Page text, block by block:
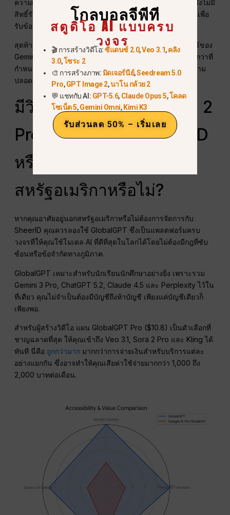
ความเป็นไปได้ว่าเป็นบัญชี “Workspace for Education” ซึ่งไม่มี
สิทธิ์รับข้อเสนอนี้ คุณจะต้องใช้บัญชี Gmail ส่วนบุคคลทั่วไปเพื่อ
รับข้อเสนอนี้.
สุดท้ายนี้ คุณต้องมีอายุอย่างน้อย 18 ปีจึงจะสามารถใช้ฟีเจอร์ของ
Gemini และ Veo ได้ หากบัญชีของคุณแสดงว่าคุณอายุน้อยกว่าที่
กำหนด เครื่องมือวิดีโอ AI จะยังคงถูกจำกัดการใช้งานเพื่อความ
ปลอดภัย.
มีวิธีใช้ Veo 3.1 และ Sora 2
Pro โดยไม่ต้องใช้ SheerID
หรือไม่ต้องมีถิ่นพำนักใน
สหรัฐอเมริกาหรือไม่?
หากคุณอาศัยอยู่นอกสหรัฐอเมริกาหรือไม่ต้องการจัดการกับ
SheerID คุณควรลองใช้ GlobalGPT ซึ่งเป็นแพลตฟอร์มครบ
วงจรที่ให้คุณใช้โมเดล AI ที่ดีที่สุดในโลกได้โดยไม่ต้องมีกฎที่ซับ
ซ้อนหรือข้อจำกัดทางภูมิภาค.
GlobalGPT เหมาะสำหรับนักเรียนนักศึกษาอย่างยิ่ง เพราะรวม
Gemini 3 Pro, ChatGPT 5.2, Claude 4.5 และ Perplexity ไว้ใน
ที่เดียว คุณไม่จำเป็นต้องมีบัญชีถึงห้าบัญชี เพียงแค่บัญชีเดียวก็
เพียงพอ.
สำหรับผู้สร้างวิดีโอ แผน GlobalGPT Pro ($10.8) เป็นตัวเลือกที่
ชาญฉลาดที่สุด ให้คุณเข้าถึง Veo 3.1, Sora 2 Pro และ Kling ได้
ทันที นี่คือ ถูกกว่ามาก มากกว่าการจ่ายเงินสำหรับบริการแต่ละ
อย่างแยกกัน ซึ่งอาจทำให้คุณเสียค่าใช้จ่ายมากกว่า 1,000 ถึง
2,000 บาทต่อเดือน.
โกลบอลจีพีที
สตูดิโอ AI แบบครบ
วงจร
🎬 การสร้างวิดีโอ:ซีแดนซ์ 2.0,Veo 3.1,คลิง
3.0,โซระ 2
🎨 การสร้างภาพ: มิดเจอร์นีย์,Seedream 5.0
Pro,GPT Image 2,นาโน กล้วย 2
💬 แชทกับ AI: GPT-5.6, Claude Opus 5,โคลด
โซเน็ต 5,Gemini Omni, Kimi K3
รับส่วนลด 50% – เริ่มเลย